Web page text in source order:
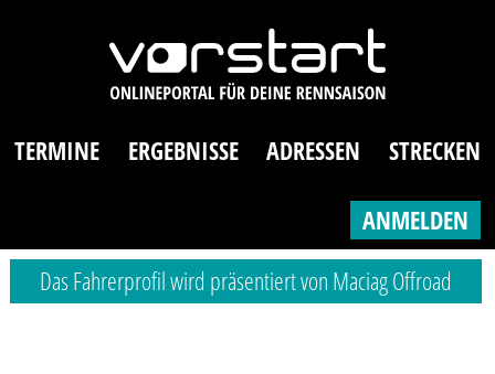
TERMINE ERGEBNISSE ADRESSEN STRECKEN
ANMELDEN
Das Fahrerprofil wird präsentiert von Maciag Offroad